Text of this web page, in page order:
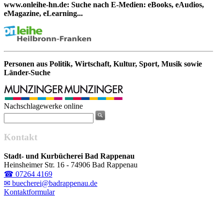
www.onleihe-hn.de: Suche nach E-Medien: eBooks, eAudios,
eMagazine, eLearning...
Personen aus Politik, Wirtschaft, Kultur, Sport, Musik sowie
Länder-Suche
Nachschlagewerke online
Kontakt
Stadt- und Kurbücherei Bad Rappenau
Heinsheimer Str. 16 - 74906 Bad Rappenau
☎ 07264 4169
✉ buecherei@badrappenau.de
Kontaktformular